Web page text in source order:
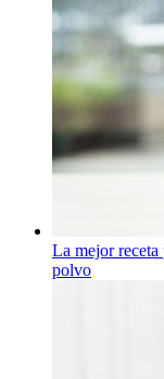
La mejor receta
polvo